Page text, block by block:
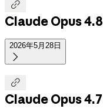

Claude Opus 4.8
2026年5月28日


Claude Opus 4.7